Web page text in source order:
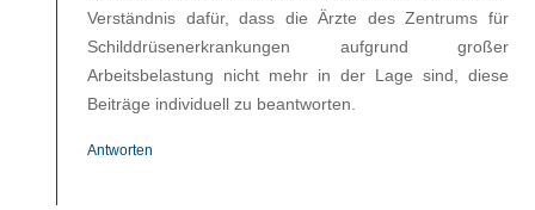
Verständnis dafür, dass die Ärzte des Zentrums für
Schilddrüsenerkrankungen aufgrund großer
Arbeitsbelastung nicht mehr in der Lage sind, diese
Beiträge individuell zu beantworten.
Antworten